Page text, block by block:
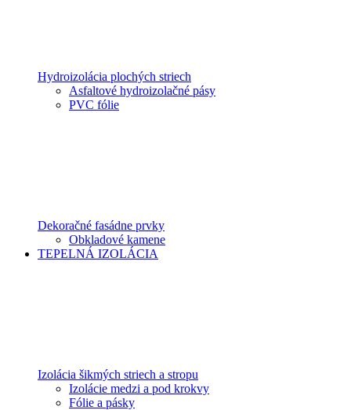
Hydroizolácia plochých striech
Asfaltové hydroizolačné pásy
PVC fólie
Dekoračné fasádne prvky
Obkladové kamene
TEPELNÁ IZOLÁCIA
Izolácia šikmých striech a stropu
Izolácie medzi a pod krokvy
Fólie a pásky